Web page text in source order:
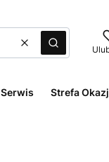
WyczyśćSzukaj
Serwis Strefa